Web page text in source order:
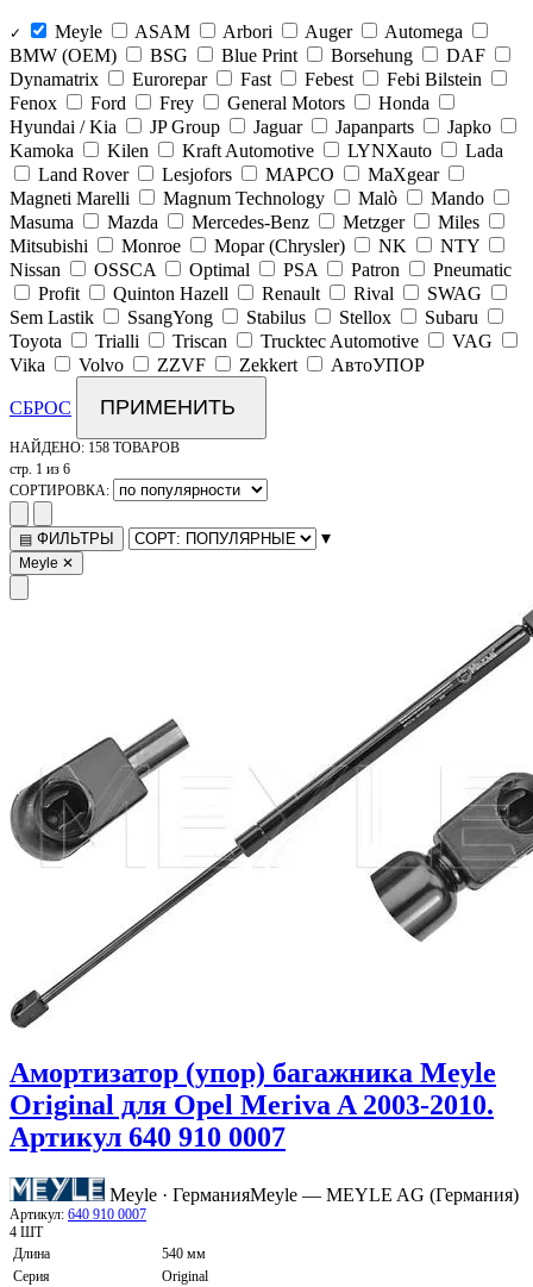
✓ Meyle ASAM Arbori Auger
Automega
BMW (OEM)
BSG Blue Print Borsehung
DAF
Dynamatrix
Eurorepar Fast Febest
Febi Bilstein
Fenox
Ford Frey General Motors
Honda
Hyundai / Kia
JP Group Jaguar Japanparts
Japko
Kamoka
Kilen Kraft Automotive LYNXauto
Lada
Land Rover
Lesjofors MAPCO
MaXgear
Magneti Marelli
Magnum Technology Malò
Mando
Masuma
Mazda Mercedes-Benz Metzger
Miles
Mitsubishi
Monroe Mopar (Chrysler) NK
NTY
Nissan
OSSCA Optimal PSA Patron
Pneumatic
Profit
Quinton Hazell Renault Rival
SWAG
Sem Lastik
SsangYong Stabilus Stellox
Subaru
Toyota
Trialli Triscan Trucktec Automotive
VAG
Vika
Volvo ZZVF Zekkert АвтоУПОР
СБРОС ПРИМЕНИТЬ
НАЙДЕНО: 158 ТОВАРОВ
стр. 1 из 6
СОРТИРОВКА:
▤ ФИЛЬТРЫ ▾
Meyle ✕
Амортизатор (упор) багажника Meyle
Original для Opel Meriva A 2003-2010.
Артикул 640 910 0007
Meyle · ГерманияMeyle — MEYLE AG (Германия)
Артикул: 640 910 0007
4 ШТ
Длина
540 мм
Серия
Original